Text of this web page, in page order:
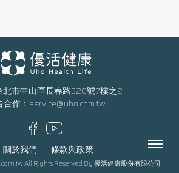
北市中山區長春路328號7樓之2
合作： service@uho.com.tw
關於我們 條款與政策
All Rights Reserved By 優活健康股份有限公司
Menu